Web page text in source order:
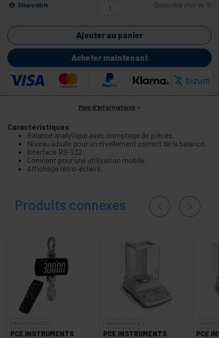
Disponible
Disponible plus de 10
Ajouter au panier
Acheter maintenant
Plus d'informations
Caractéristiques
Balance analytique avec comptage de pièces.
Niveau à bulle pour un nivellement correct de la balance.
Interface RS-232.
Convient pour une utilisation mobile.
Affichage rétro-éclairé.
Produits connexes
PCE INSTRUMENTS
PCE INSTRUMENTS
PCE